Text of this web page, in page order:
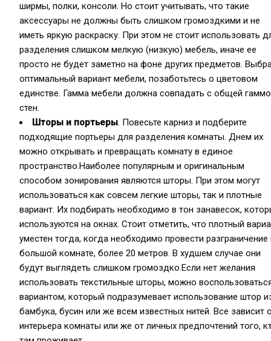
ширмы, полки, консоли. Но стоит учитывать, что такие
аксессуары не должны быть слишком громоздкими и не
иметь яркую раскраску. При этом не стоит использовать
разделения слишком мелкую (низкую) мебель, иначе ее
просто не будет заметно на фоне других предметов.
оптимальный вариант мебели, позаботьтесь о цветовом
единстве. Гамма мебели должна совпадать с общей
стен.
Шторы и портьеры. Повесьте карниз и подберите
подходящие портьеры для разделения комнаты. Днем их
можно открывать и превращать комнату в единое
пространство.Наиболее популярным и оригинальным
способом зонирования являются шторы. При этом могут
использоваться как совсем легкие шторы, так и плотные
вариант. Их подбирать необходимо в тон занавесок,
используются на окнах. Стоит отметить, что плотный
уместен тогда, когда необходимо провести разграничение
большой комнате, более 20 метров. В худшем случае они
будут выглядеть слишком громоздко.Если нет желания
использовать текстильные шторы, можно
вариантом, который подразумевает использование штор
бамбука, бусин или же всем известных нитей. Все зависит
интерьера комнаты или же от личных предпочтений того,